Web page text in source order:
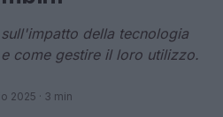
della tecnologia
come gestire il loro utilizzo.
2025 · 3 min